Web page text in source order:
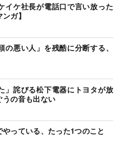
ケ社長が電話口で言い放った
ガ】
の悪い人」を残酷に分断する、
」詫びる松下電器にトヨタが放
うの音も出ない
やっている、たった1つのこと